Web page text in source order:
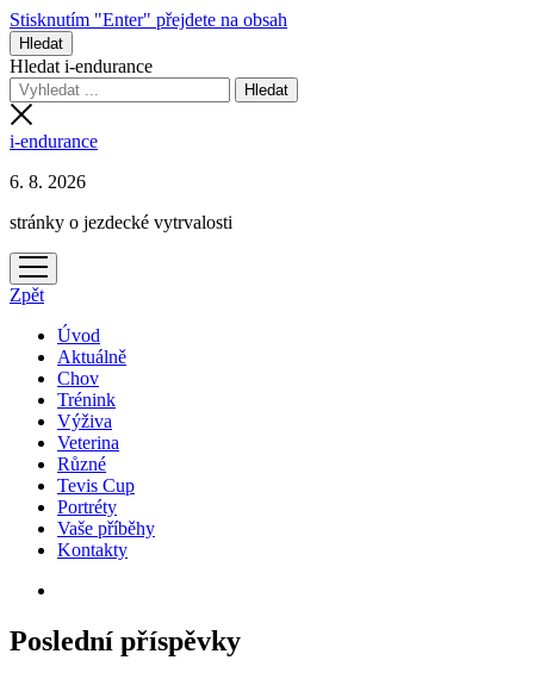
Stisknutím "Enter" přejdete na obsah
Hledat
Hledat i-endurance
i-endurance
6. 8. 2026
stránky o jezdecké vytrvalosti
otevřít
menu
Zpět
Úvod
Aktuálně
Chov
Trénink
Výživa
Veterina
Různé
Tevis Cup
Portréty
Vaše příběhy
Kontakty
Poslední příspěvky